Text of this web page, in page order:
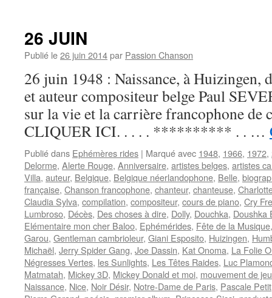
26 JUIN
Publié le26 juin 2014par Passion Chanson
26 juin 1948 : Naissance, à Huizingen,
et auteur compositeur belge Paul
sur la vie et la carrière francophone de
CLIQUER ICI. . . . . ********** . . …
Publié dans Ephémères rides | Marqué avec 1948, 1966, 1972,
Delorme, Alerte Rouge, Anniversaire, artistes belges, artistes
Villa, auteur, Belgique, Belgique néerlandophone, Belle,
française, Chanson francophone, chanteur, chanteuse,
Claudia Sylva, compilation, compositeur, cours de piano, Cry
Lumbroso, Décès, Des choses à dire, Dolly, Douchka, Doushka
Elémentaire mon cher Baloo, Ephémérides, Fête de la Musique
Garou, Gentleman cambrioleur, Giani Esposito, Huizingen,
Michaël, Jerry Spider Gang, Joe Dassin, Kat Onoma, La Folie
Négresses Vertes, les Sunlights, Les Têtes Raides, Luc
Matmatah, Mickey 3D, Mickey Donald et moi, mouvement de
Naissance, Nice, Noir Désir, Notre-Dame de Paris, Pascale Petit